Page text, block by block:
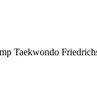
Taekwondo